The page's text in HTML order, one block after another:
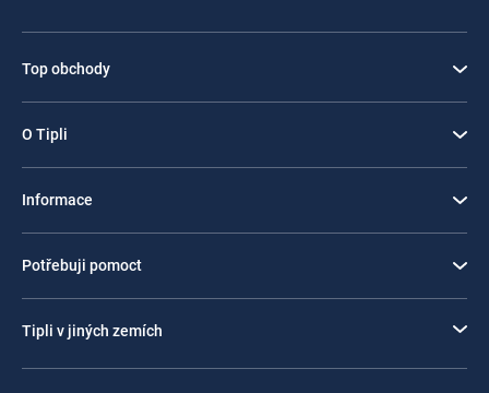
Top obchody
O Tipli
Informace
Potřebuji pomoct
Tipli v jiných zemích